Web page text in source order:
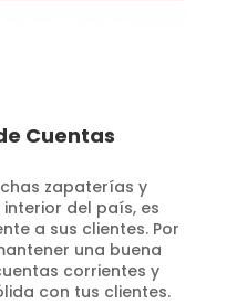
Cuentas
zapaterías y
del país, es
a sus clientes. Por
una buena
corrientes y
con tus clientes.